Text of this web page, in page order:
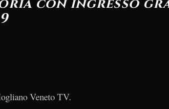
con ingresso
Veneto TV.